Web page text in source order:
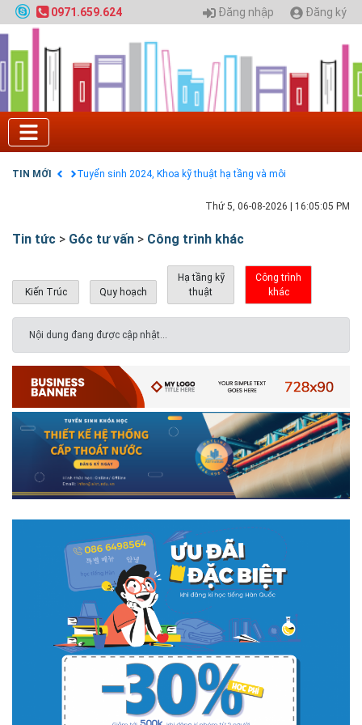
0971.659.624 Đăng nhập Đăng ký
TIN MỚI
Tuyển sinh 2025, Khoa kỹ thuật hạ tầng và môi
trường đô thị - Đại học Kiến trúc Hà Nội
Tuyển sinh 2024, Khoa kỹ thuật hạ tầng và môi
Quy hoạch chung hệ thống đê điều thành phố Hà
GIAO LƯU TRỰC TUYẾN - TƯ VẤN TUYỂN SINH ĐẠI
Nạp EP vào tài khoản bằng thẻ cào điện thoại
Thứ 5, 06-08-2026 16:05:05 PM
Tin tức > Góc tư vấn > Công trình khác
Kiến Trúc Quy hoạch
Hạ tầng kỹ
thuật
Công trình
khác
Nội dung đang được cập nhật...
# 05.04.2025 | 17:16
Tuyển sinh 2025, Khoa kỹ thuật hạ tầng và môi trường đô thị
- Đại học Kiến trúc...
Thông tin tuyển sinh đại học 2025 Khoa kỹ thuật hạ tầng và môi trường
đô thị - Đại học Kiến trúc Hà Nội Tuyển sinh đại học với 280 chỉ tiêu, thời
gian đào tạo 4,5 năm
# 05.04.2020 | 20:30
GIAO LƯU TRỰC TUYẾN - TƯ VẤN TUYỂN SINH ĐẠI HỌC
CHÍNH QUY ĐẠI HỌC KIẾN TRÚC NĂM...